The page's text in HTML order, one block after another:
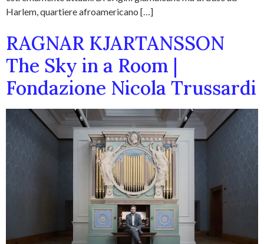
Harlem, quartiere afroamericano […]
RAGNAR KJARTANSSON
The Sky in a Room |
Fondazione Nicola Trussardi